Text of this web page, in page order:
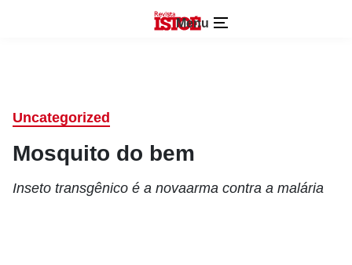
Menu
Uncategorized
Mosquito do bem
Inseto transgênico é a novaarma contra a malária